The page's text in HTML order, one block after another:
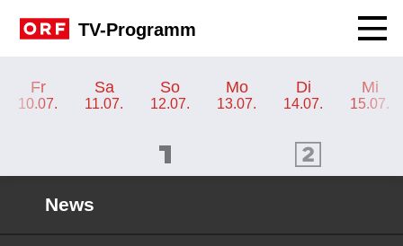
TV-Programm
Fr
10.07.
Sa
11.07.
So
12.07.
Mo
13.07.
Di
14.07.
Mi
15.07.
ORF 2 Programm
News